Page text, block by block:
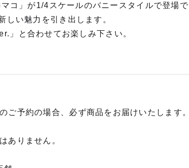
コ」が1/4スケールのバニースタイルで登場で
しい魅力を引き出します。
」と合わせてお楽しみ下さい。
ご予約の場合、必ず商品をお届けいたします。
ありません。